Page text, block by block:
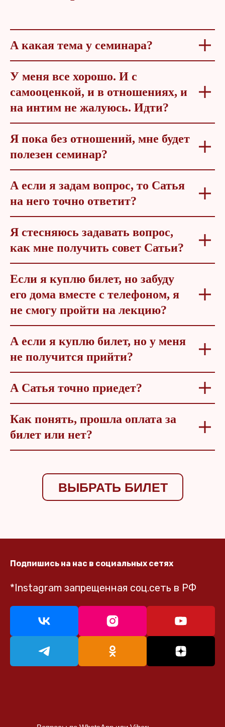
А какая тема у семинара?
У меня все хорошо. И с
самооценкой, и в отношениях, и
на интим не жалуюсь. Идти?
Я пока без отношений, мне будет
полезен семинар?
А если я задам вопрос, то Сатья
на него точно ответит?
Я стесняюсь задавать вопрос,
как мне получить совет Сатьи?
Если я куплю билет, но забуду
его дома вместе с телефоном, я
не смогу пройти на лекцию?
А если я куплю билет, но у меня
не получится прийти?
А Сатья точно приедет?
Как понять, прошла оплата за
билет или нет?
ВЫБРАТЬ БИЛЕТ
Подпишись на нас в социальных сетях
*Instagram запрещенная соц.сеть в РФ